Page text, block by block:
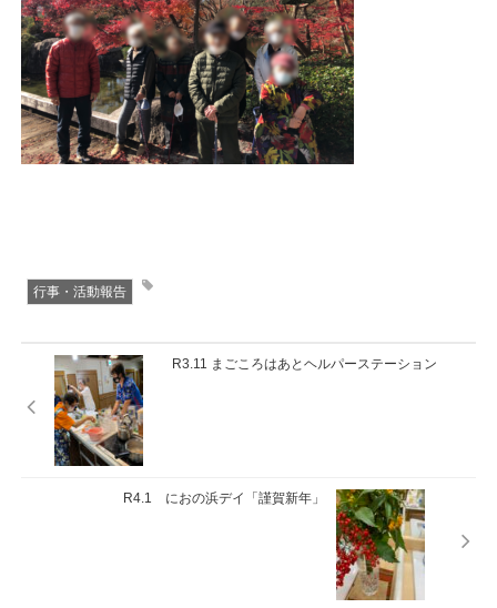
行事・活動報告
R3.11 まごころはあとヘルパーステーション
R4.1 におの浜デイ「謹賀新年」